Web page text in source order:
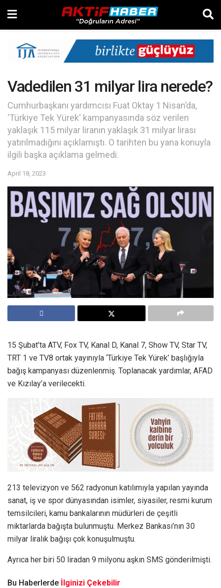
Vadedilen 31 milyar lira nerede?
Cumhurbaşkanı yardımcısı Fuat Oktay 1 Nisan’da,
‘Türkiye Tek Yürek‘ kampanyasında söz verilen
yaklaşık 115 milyar liranın yaklaşık 31 milyar lirası
yatırılmadığını açıklamıştı. O tarihten bu yana konuyla
ilgili başka açıklama gelmedi.
April 18, 2023
15 Şubat’ta ATV, Fox TV, Kanal D, Kanal 7, Show TV, Star TV,
TRT 1 ve TV8 ortak yayınıyla ‘Türkiye Tek Yürek’ başlığıyla
bağış kampanyası düzenlenmiş. Toplanacak yardımlar, AFAD
ve Kızılay’a verilecekti.
213 televizyon ve 562 radyonun katılımıyla yapılan yayında
sanat, iş ve spor dünyasından isimler, siyasiler, resmi kurum
temsilcileri, kamu bankalarının müdürleri de çeşitli
miktarlarda bağışta bulunmuştu. Merkez Bankası’nın 30
milyar liralık bağışı çok konuşulmuştu.
Ayrıca her biri 50 liradan 9 milyonu aşkın SMS gönderilmişti.
Bu Haberlerde İlginizi Çekebilir